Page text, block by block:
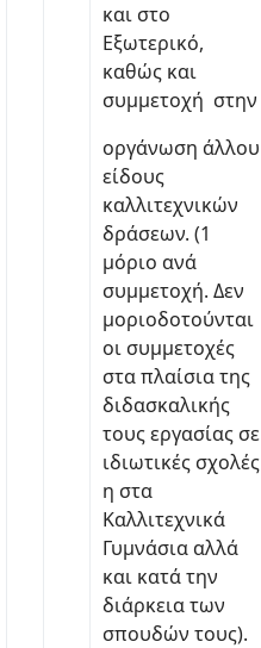
και στο
Εξωτερικό,
καθώς και
συμμετοχή στην
οργάνωση άλλου
είδους
καλλιτεχνικών
δράσεων. (1
μόριο ανά
συμμετοχή. Δεν
μοριοδοτούνται
οι συμμετοχές
στα πλαίσια της
διδασκαλικής
τους εργασίας σε
ιδιωτικές σχολές
η στα
Καλλιτεχνικά
Γυμνάσια αλλά
και κατά την
διάρκεια των
σπουδών τους).